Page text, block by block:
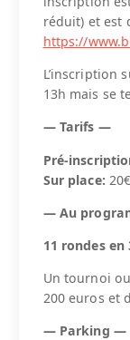
réduit) et est
https://
L’inscription
13h mais se
— Tarifs —
Pré-
Sur place:
— Au
11 rondes en
Un tournoi
200 euros et
— Parking —